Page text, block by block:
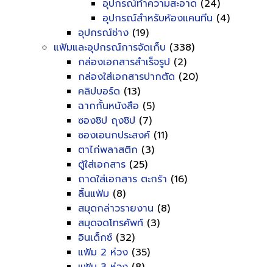
อุปกรณ์ทำความสะอาด (24)
อุปกรณ์สำหรับห้องแคนทีน (4)
อุปกรณ์ช่าง (19)
แฟ้มและอุปกรณ์การจัดเก็บ (338)
กล่องเอกสารสำเร็จรูป (2)
กล่องใส่เอกสารปากตัด (20)
คลิปบอร์ด (13)
ฉากกั้นหนังสือ (5)
ซองซิป ถุงซิป (7)
ซองเอนกประสงค์ (11)
ตาไก่พลาสติก (3)
ตู้ใส่เอกสาร (25)
ถาดใส่เอกสาร ตะกร้า (16)
ลิ้นแฟ้ม (8)
สมุดกล่าวรายงาน (8)
สมุดจดโทรศัพท์ (3)
อินเด็กซ์ (32)
แฟ้ม 2 ห่วง (35)